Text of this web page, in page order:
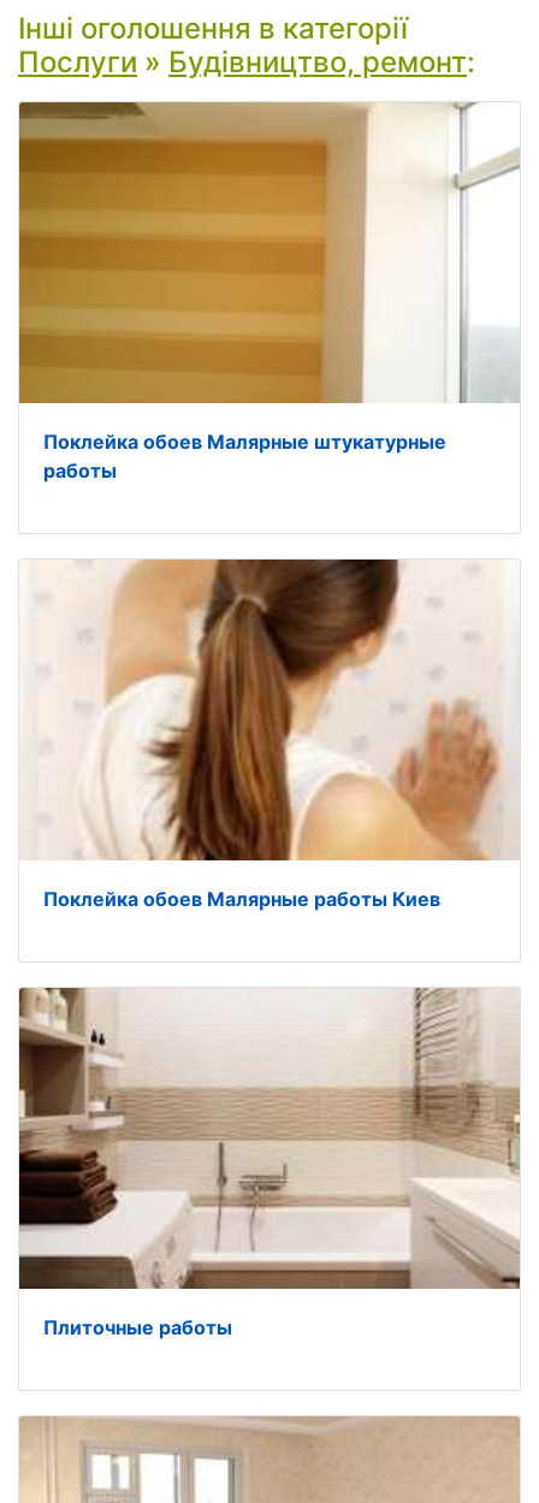
Інші оголошення в категорії
Послуги » Будівництво, ремонт:
Поклейка обоев Малярные штукатурные
работы
Поклейка обоев Малярные работы Киев
Плиточные работы